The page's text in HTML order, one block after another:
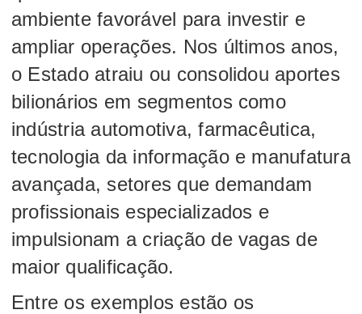
ambiente favorável para investir e
ampliar operações. Nos últimos anos,
o Estado atraiu ou consolidou aportes
bilionários em segmentos como
indústria automotiva, farmacêutica,
tecnologia da informação e manufatura
avançada, setores que demandam
profissionais especializados e
impulsionam a criação de vagas de
maior qualificação.
Entre os exemplos estão os